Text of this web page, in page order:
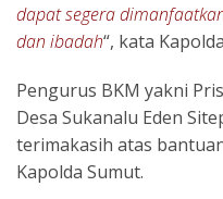
dapat segera
dan ibadah“, kata
Pengurus BKM yakni
Desa Sukanalu Eden
terimakasih atas
Kapolda Sumut.